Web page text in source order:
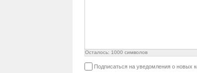
Осталось: 1000 символов
Подписаться на уведомления о новых